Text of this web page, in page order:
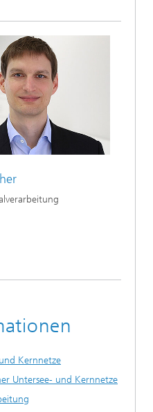
Kernnetze
Untersee- und Kernnetze